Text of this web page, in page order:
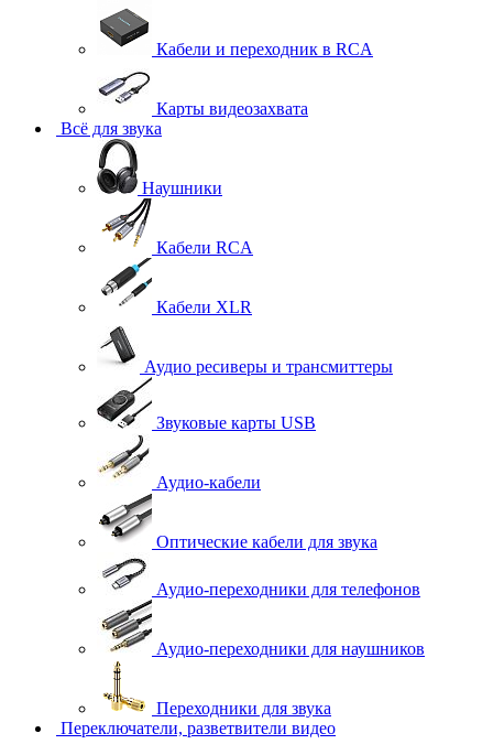
Кабели и переходник в RCA
Карты видеозахвата
Всё для звука
Наушники
Кабели RCA
Кабели XLR
Аудио ресиверы и трансмиттеры
Звуковые карты USB
Аудио-кабели
Оптические кабели для звука
Аудио-переходники для телефонов
Аудио-переходники для наушников
Переходники для звука
Переключатели, разветвители видео